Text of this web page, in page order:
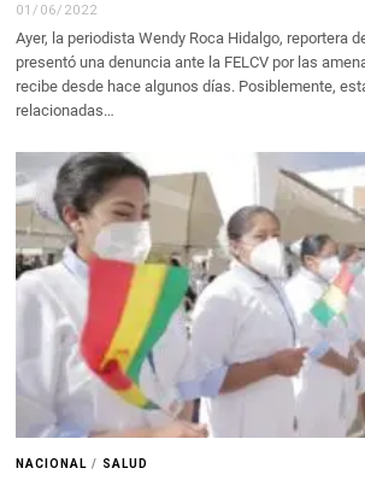
01/06/2022
Ayer, la periodista Wendy Roca Hidalgo, reportera
presentó una denuncia ante la FELCV por las
recibe desde hace algunos días. Posiblemente,
relacionadas…
NACIONAL / SALUD